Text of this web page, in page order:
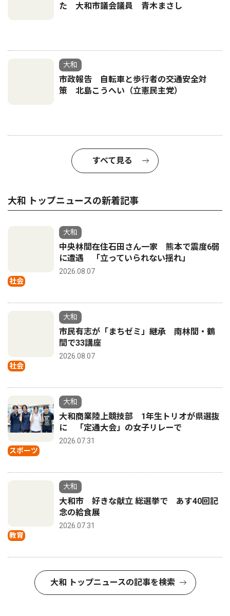
た 大和市議会議員 青木まさし
大和
市政報告 自転車と歩行者の交通安全対
策 北島こうへい（立憲民主党）
すべて見る
大和 トップニュースの新着記事
社会
大和
中央林間在住石田さん一家 熊本で震度6弱
に遭遇 「立っていられない揺れ」
2026.08.07
社会
大和
市民有志が「まちゼミ」継承 南林間・鶴
間で33講座
2026.08.07
スポーツ
大和
大和商業陸上競技部 1年生トリオが県選抜
に 「定通大会」の女子リレーで
2026.07.31
教育
大和
大和市 好きな献立 総選挙で あす40回記
念の給食展
2026.07.31
大和 トップニュースの記事を検索